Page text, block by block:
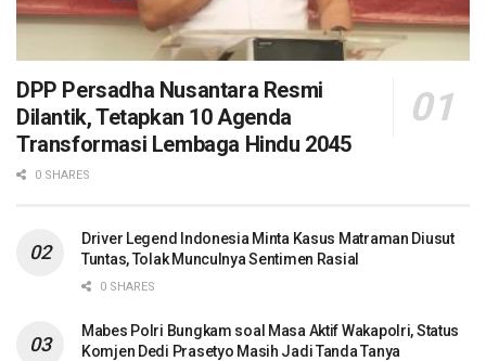
DPP Persadha Nusantara Resmi
Dilantik, Tetapkan 10 Agenda
Transformasi Lembaga Hindu 2045
0 SHARES
Driver Legend Indonesia Minta Kasus Matraman Diusut
Tuntas, Tolak Munculnya Sentimen Rasial
0 SHARES
Mabes Polri Bungkam soal Masa Aktif Wakapolri, Status
Komjen Dedi Prasetyo Masih Jadi Tanda Tanya